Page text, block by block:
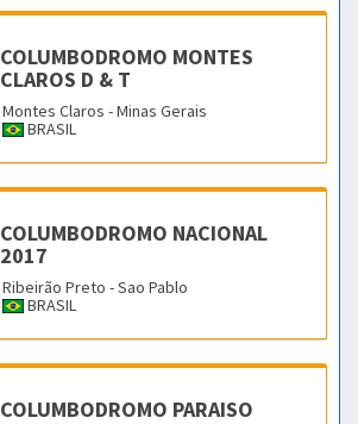
COLUMBODROMO MONTES
CLAROS D & T
Montes Claros - Minas Gerais
BRASIL
COLUMBODROMO NACIONAL
2017
Ribeirão Preto - Sao Pablo
BRASIL
COLUMBODROMO PARAISO